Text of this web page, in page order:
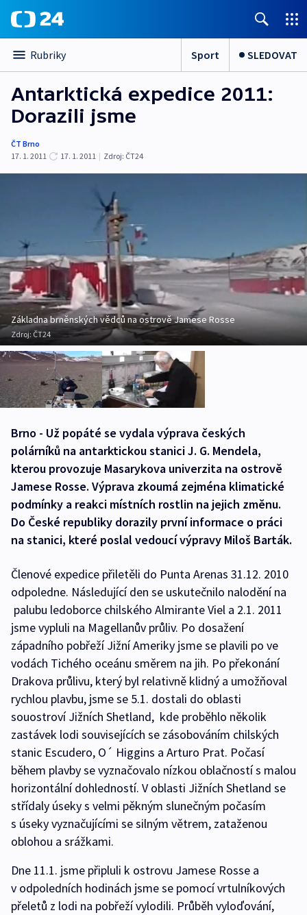
Rubriky Sport SLEDOVAT
Antarktická expedice 2011:
Dorazili jsme
ČT Brno
17. 1. 2011
17. 1. 2011 | Zdroj: ČT24
Základna brněnských vědců na ostrově Jamese Rosse
Zdroj: ČT24
Brno - Už popáté se vydala výprava českých
polárníků na antarktickou stanici J. G. Mendela,
kterou provozuje Masarykova univerzita na ostrově
Jamese Rosse. Výprava zkoumá zejména klimatické
podmínky a reakci místních rostlin na jejich změnu.
Do České republiky dorazily první informace o práci
na stanici, které poslal vedoucí výpravy Miloš Barták.
Členové expedice přiletěli do Punta Arenas 31.12. 2010
odpoledne. Následující den se uskutečnilo nalodění na
palubu ledoborce chilského Almirante Viel a 2.1. 2011
jsme vypluli na Magellanův průliv. Po dosažení
západního pobřeží Jižní Ameriky jsme se plavili po ve
vodách Tichého oceánu směrem na jih. Po překonání
Drakova průlivu, který byl relativně klidný a umožňoval
rychlou plavbu, jsme se 5.1. dostali do oblasti
souostroví Jižních Shetland, kde proběhlo několik
zastávek lodi souvisejících se zásobováním chilských
stanic Escudero, O´ Higgins a Arturo Prat. Počasí
během plavby se vyznačovalo nízkou oblačností s malou
horizontální dohledností. V oblasti Jižních Shetland se
střídaly úseky s velmi pěkným slunečným počasím
s úseky vyznačujícími se silným větrem, zataženou
oblohou a srážkami.
Dne 11.1. jsme připluli k ostrovu Jamese Rosse a
v odpoledních hodinách jsme se pomocí vrtulníkových
přeletů z lodi na pobřeží vylodili. Průběh vyloďování,